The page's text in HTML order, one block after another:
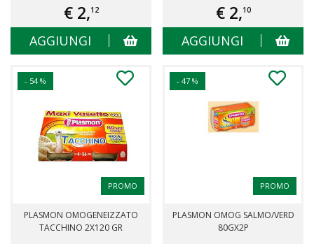
€ 2,12
AGGIUNGI
€ 2,10
AGGIUNGI
- 54 %
PROMO
PLASMON OMOGENEIZZATO
TACCHINO 2X120 GR
- 47 %
PROMO
PLASMON OMOG SALMO/VERD
80GX2P